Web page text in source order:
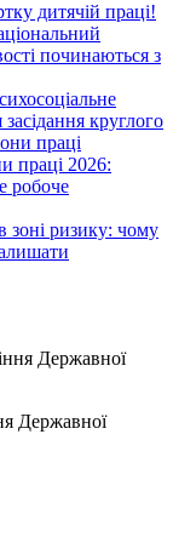
дитячій праці!
починаються з
круглого
праці
праці 2026:
робоче
зоні ризику: чому
Державної